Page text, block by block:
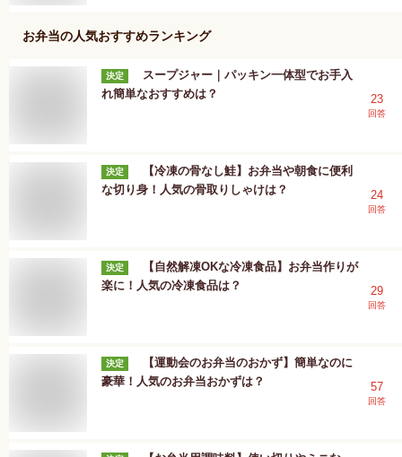
お弁当の人気おすすめランキング
決定
スープジャー｜パッキン一体型でお手入
れ簡単なおすすめは？
23
回答
決定
【冷凍の骨なし鮭】お弁当や朝食に便利
な切り身！人気の骨取りしゃけは？
24
回答
決定
【自然解凍OKな冷凍食品】お弁当作りが
楽に！人気の冷凍食品は？
29
回答
決定
【運動会のお弁当のおかず】簡単なのに
豪華！人気のお弁当おかずは？
57
回答